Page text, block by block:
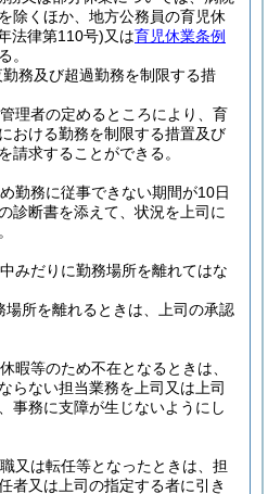
除くほか、地方公務員の育児休
法律第110号)又は育児休業条例
。
務及び超過勤務を制限する措
理者の定めるところにより、育
おける勤務を制限する措置及び
請求することができる。
勤務に従事できない期間が10日
診断書を添えて、状況を上司に
みだりに勤務場所を離れてはな
所を離れるときは、上司の承認
暇等のため不在となるときは、
らない担当業務を上司又は上司
事務に支障が生じないようにし
又は転任等となったときは、担
者又は上司の指定する者に引き